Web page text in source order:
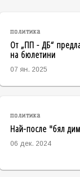
политика
От „ПП - ДБ“
на бюлетини
07 ян. 2025
политика
Най-после "бял
06 дек. 2024